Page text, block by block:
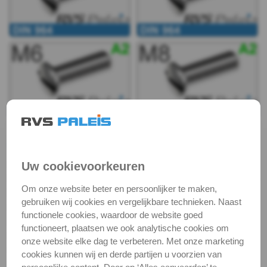
963
DIN
964
DIN
964
A2
-
m4
DIN
RVS Paleis levert bouten met een zaaggleuf in vier
kop; met een laagbolkop; en met een bolverzonken
kop. DIN 964 is de bout met een bolverzonken kop met
zaaggleuf. Deze bolverzonken kop houdt het midden
tussen de laagbolkop en de verzonken kop. De bout
verzinkt deels in het werk, maar het bolle deel van de
kop blijft opliggend. De bout wordt aangedraaid met
Uw cookievoorkeuren
Om onze website beter en persoonlijker te maken,
gebruiken wij cookies en vergelijkbare technieken. Naast
functionele cookies, waardoor de website goed
functioneert, plaatsen we ook analytische cookies om
onze website elke dag te verbeteren. Met onze marketing
cookies kunnen wij en derde partijen u voorzien van